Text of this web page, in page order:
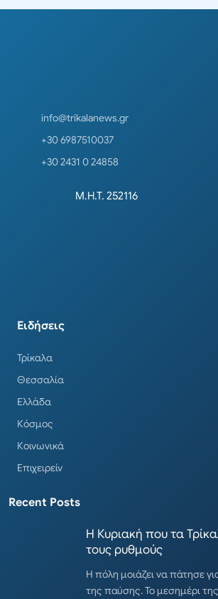
info@trikalanews.gr
+30 6987510037
+30 2431 0 24858
Μ.Η.Τ. 252116
Ειδήσεις
Τρίκαλα
Θεσσαλία
Ελλάδα
Κόσμος
Κοινωνικά
Επιχειρείν
Recent Posts
Η Κυριακή που τα
τους ρυθμούς
Η πόλη μοιάζει να πάτησε
της παύσης. Το μεσημέρι